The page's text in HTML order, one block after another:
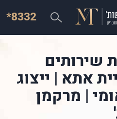
*8332
שירותים
אתא | ייצוג
| מרקמן